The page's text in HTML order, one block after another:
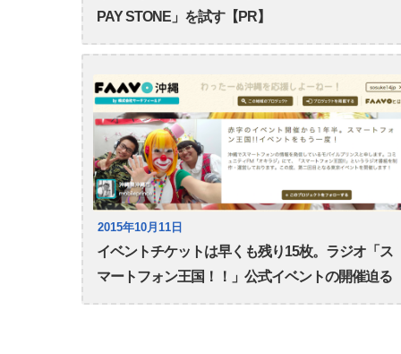
PAY STONE」を試す【PR】
2015年10月11日
イベントチケットは早くも残り15枚。ラジオ「ス
マートフォン王国！！」公式イベントの開催迫る